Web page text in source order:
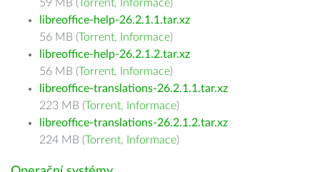
59 MB (Torrent, Informace)
libreoffice-help-26.2.1.1.tar.xz
56 MB (Torrent, Informace)
libreoffice-help-26.2.1.2.tar.xz
56 MB (Torrent, Informace)
libreoffice-translations-26.2.1.1.tar.xz
223 MB (Torrent, Informace)
libreoffice-translations-26.2.1.2.tar.xz
224 MB (Torrent, Informace)